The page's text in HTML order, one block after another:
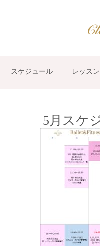
スケジュール レッスン
5月スケ